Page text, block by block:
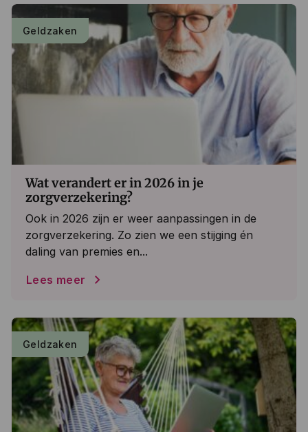
Geldzaken
Wat verandert er in 2026 in je
zorgverzekering?
Ook in 2026 zijn er weer aanpassingen in de
zorgverzekering. Zo zien we een stijging én
daling van premies en...
Lees meer
Geldzaken